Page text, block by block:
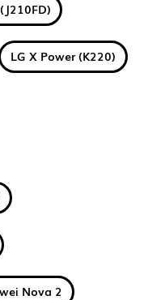
LG X Power (K220)
Nova 2